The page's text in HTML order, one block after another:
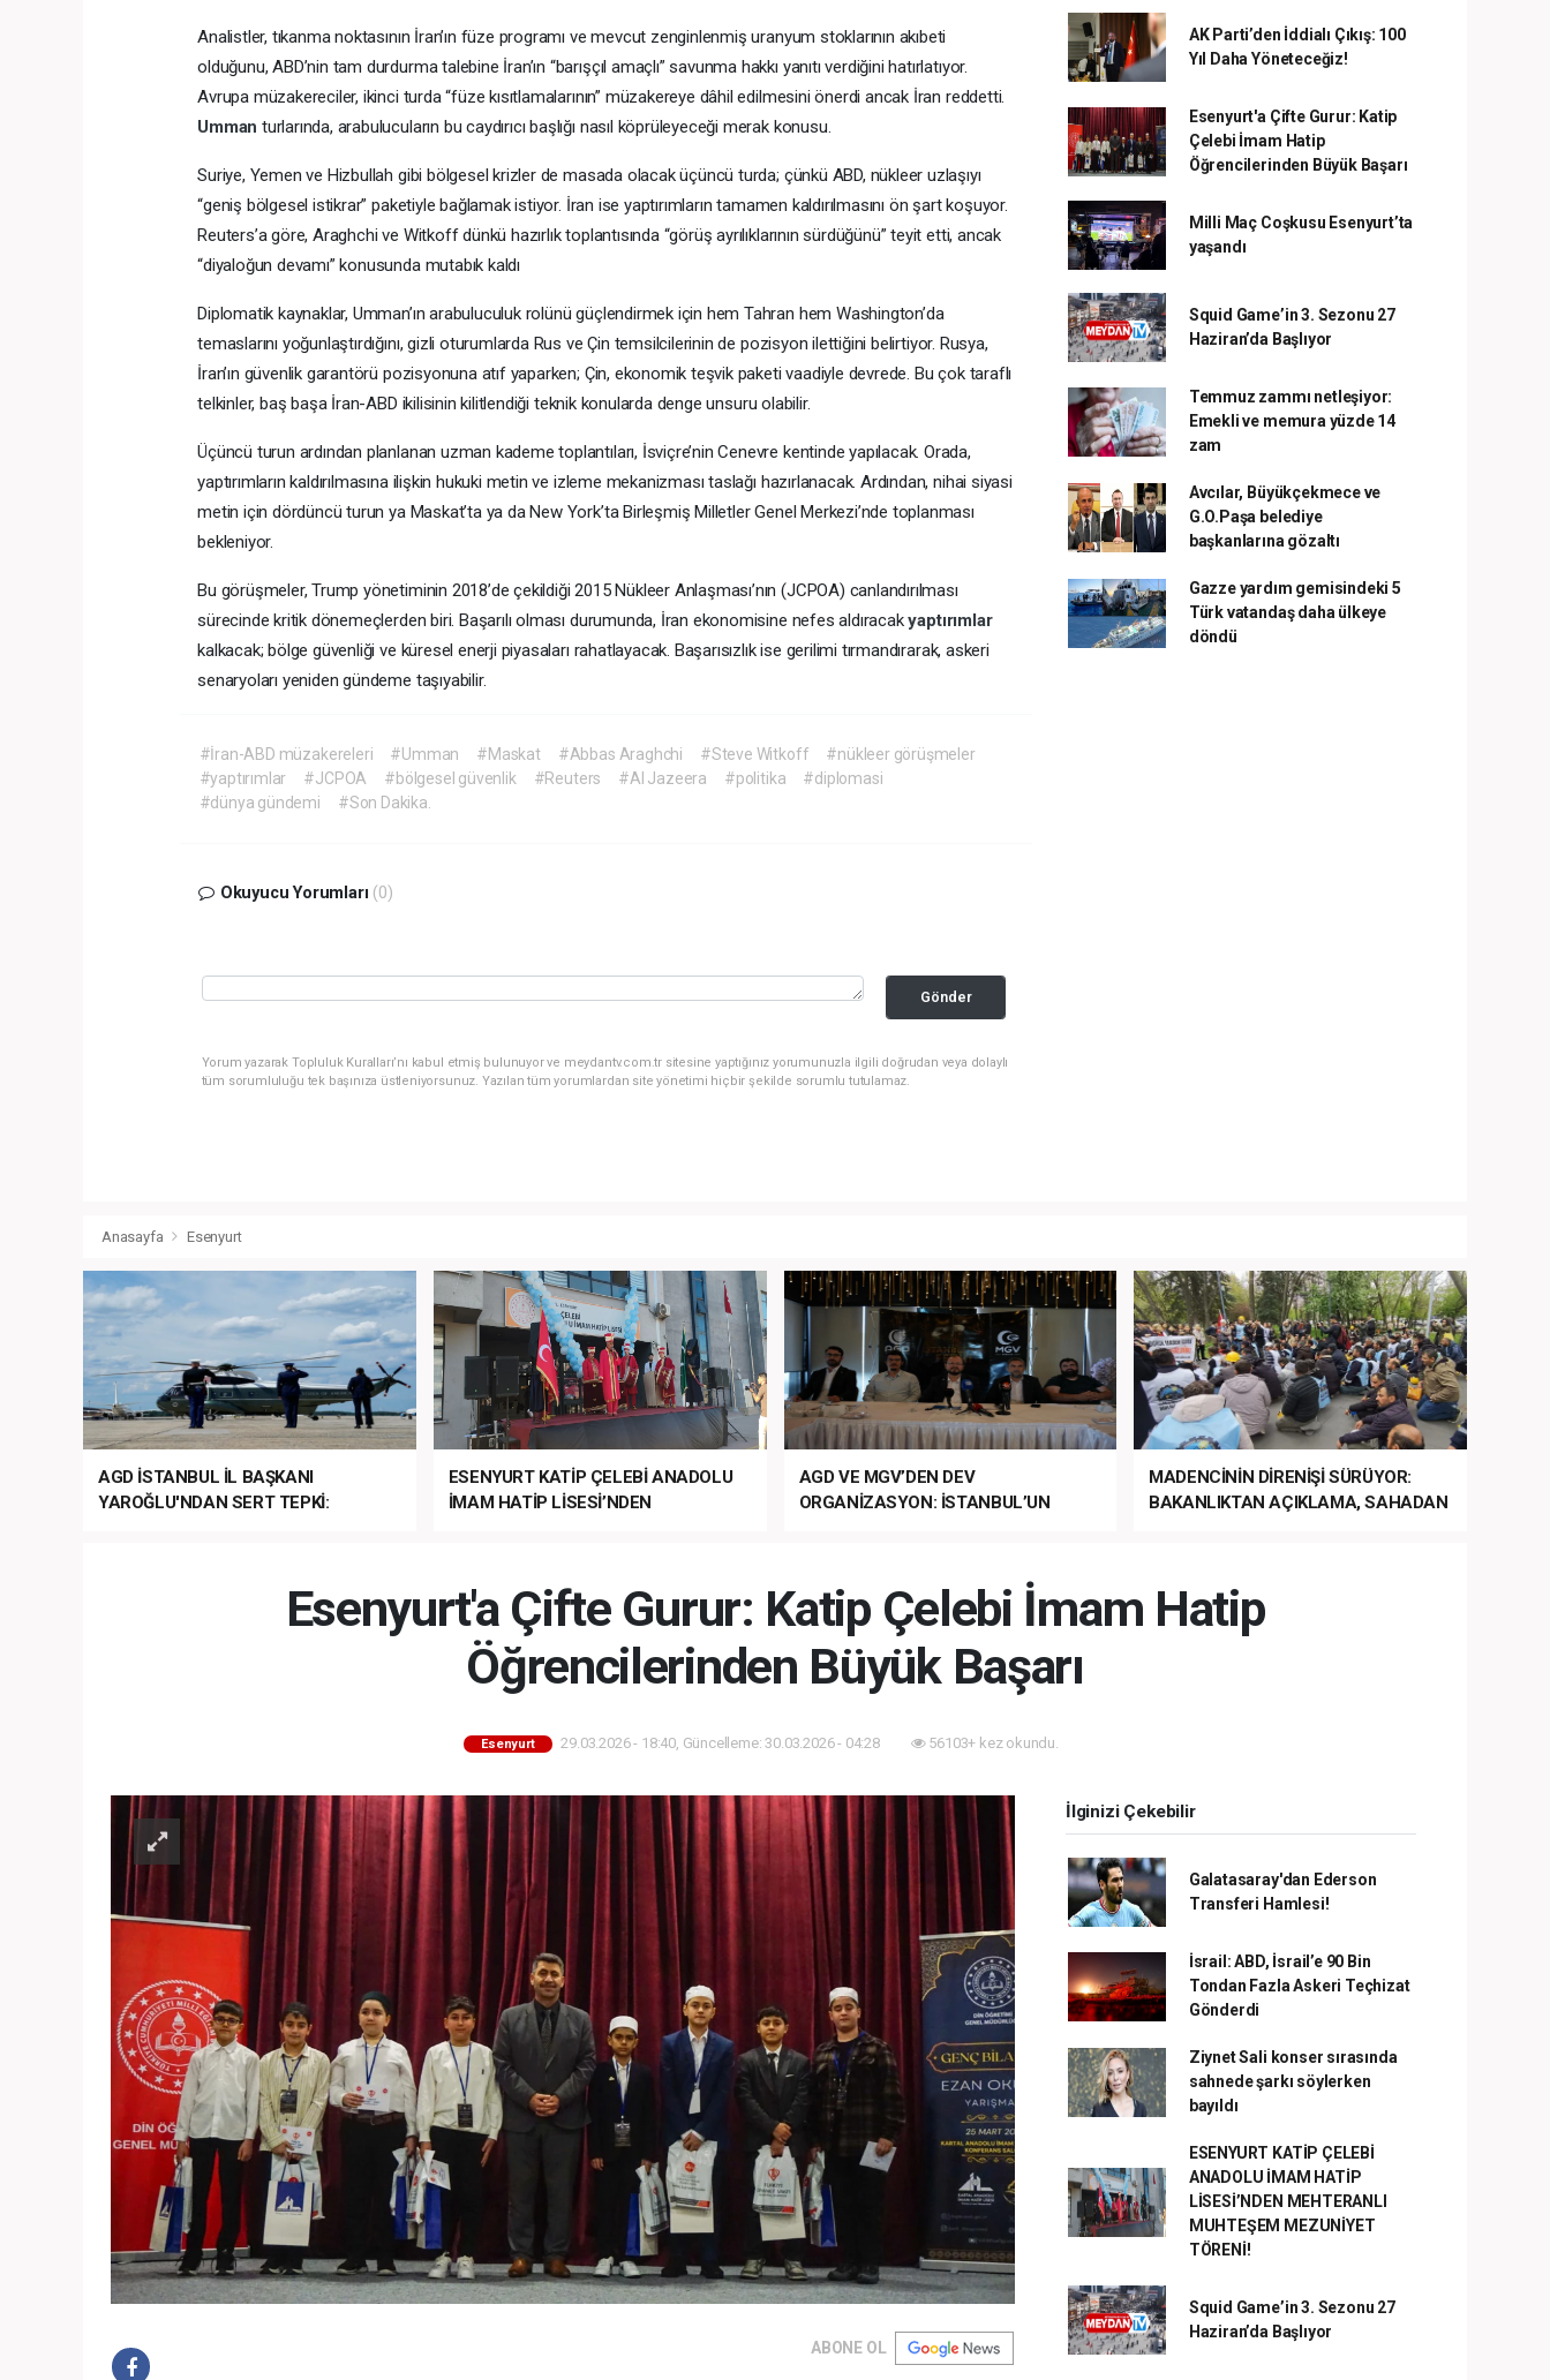
Analistler, tıkanma noktasının İran’ın füze programı ve mevcut zenginlenmiş uranyum stoklarının akıbeti
olduğunu, ABD’nin tam durdurma talebine İran’ın “barışçıl amaçlı” savunma hakkı yanıtı verdiğini hatırlatıyor.
Avrupa müzakereciler, ikinci turda “füze kısıtlamalarının” müzakereye dâhil edilmesini önerdi ancak İran reddetti.
Umman turlarında, arabulucuların bu caydırıcı başlığı nasıl köprüleyeceği merak konusu.
Suriye, Yemen ve Hizbullah gibi bölgesel krizler de masada olacak üçüncü turda; çünkü ABD, nükleer uzlaşıyı
“geniş bölgesel istikrar” paketiyle bağlamak istiyor. İran ise yaptırımların tamamen kaldırılmasını ön şart koşuyor.
Reuters’a göre, Araghchi ve Witkoff dünkü hazırlık toplantısında “görüş ayrılıklarının sürdüğünü” teyit etti, ancak
“diyaloğun devamı” konusunda mutabık kaldı
Diplomatik kaynaklar, Umman’ın arabuluculuk rolünü güçlendirmek için hem Tahran hem Washington’da
temaslarını yoğunlaştırdığını, gizli oturumlarda Rus ve Çin temsilcilerinin de pozisyon ilettiğini belirtiyor. Rusya,
İran’ın güvenlik garantörü pozisyonuna atıf yaparken; Çin, ekonomik teşvik paketi vaadiyle devrede. Bu çok taraflı
telkinler, baş başa İran-ABD ikilisinin kilitlendiği teknik konularda denge unsuru olabilir.
Üçüncü turun ardından planlanan uzman kademe toplantıları, İsviçre’nin Cenevre kentinde yapılacak. Orada,
yaptırımların kaldırılmasına ilişkin hukuki metin ve izleme mekanizması taslağı hazırlanacak. Ardından, nihai siyasi
metin için dördüncü turun ya Maskat’ta ya da New York’ta Birleşmiş Milletler Genel Merkezi’nde toplanması
bekleniyor.
Bu görüşmeler, Trump yönetiminin 2018’de çekildiği 2015 Nükleer Anlaşması’nın (JCPOA) canlandırılması
sürecinde kritik dönemeçlerden biri. Başarılı olması durumunda, İran ekonomisine nefes aldıracakyaptırımlar
kalkacak; bölge güvenliği ve küresel enerji piyasaları rahatlayacak. Başarısızlık ise gerilimi tırmandırarak, askeri
senaryoları yeniden gündeme taşıyabilir.
#İran-ABD müzakereleri #Umman #Maskat #Abbas Araghchi #Steve Witkoff
#nükleer görüşmeler
#yaptırımlar
#JCPOA #bölgesel güvenlik #Reuters #Al Jazeera #politika
#diplomasi
#dünya gündemi
#Son Dakika.
Okuyucu Yorumları (0)
Gönder
Yorum yazarak Topluluk Kuralları’nı kabul etmiş bulunuyor ve meydantv.com.tr sitesine yaptığınız yorumunuzla ilgili doğrudan veya dolaylı
tüm sorumluluğu tek başınıza üstleniyorsunuz. Yazılan tüm yorumlardan site yönetimi hiçbir şekilde sorumlu tutulamaz.
AK Parti’den İddialı Çıkış: 100
Yıl Daha Yöneteceğiz!
Esenyurt'a Çifte Gurur: Katip
Çelebi İmam Hatip
Öğrencilerinden Büyük Başarı
Milli Maç Coşkusu Esenyurt’ta
yaşandı
Squid Game’in 3. Sezonu 27
Haziran’da Başlıyor
Temmuz zammı netleşiyor:
Emekli ve memura yüzde 14
zam
Avcılar, Büyükçekmece ve
G.O.Paşa belediye
başkanlarına gözaltı
Gazze yardım gemisindeki 5
Türk vatandaş daha ülkeye
döndü
Anasayfa Esenyurt
AGD İSTANBUL İL BAŞKANI
YAROĞLU'NDAN SERT TEPKİ:
ESENYURT KATİP ÇELEBİ ANADOLU
İMAM HATİP LİSESİ’NDEN
AGD VE MGV’DEN DEV
ORGANİZASYON: İSTANBUL’UN
MADENCİNİN DİRENİŞİ SÜRÜYOR:
BAKANLIKTAN AÇIKLAMA, SAHADAN
Esenyurt'a Çifte Gurur: Katip Çelebi İmam Hatip
Öğrencilerinden Büyük Başarı
Esenyurt 29.03.2026 - 18:40, Güncelleme: 30.03.2026 - 04:28 56103+ kez okundu.
ABONE OL
İlginizi Çekebilir
Galatasaray'dan Ederson
Transferi Hamlesi!
İsrail: ABD, İsrail’e 90 Bin
Tondan Fazla Askeri Teçhizat
Gönderdi
Ziynet Sali konser sırasında
sahnede şarkı söylerken
bayıldı
ESENYURT KATİP ÇELEBİ
ANADOLU İMAM HATİP
LİSESİ’NDEN MEHTERANLI
MUHTEŞEM MEZUNİYET
TÖRENİ!
Squid Game’in 3. Sezonu 27
Haziran’da Başlıyor